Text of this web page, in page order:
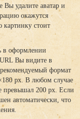
Вы удалите аватар и
окажутся
картинку стоит
в оформлении
Вы видите в
формат
px. В любом случае
превышал 200 px. Если
автоматически, что